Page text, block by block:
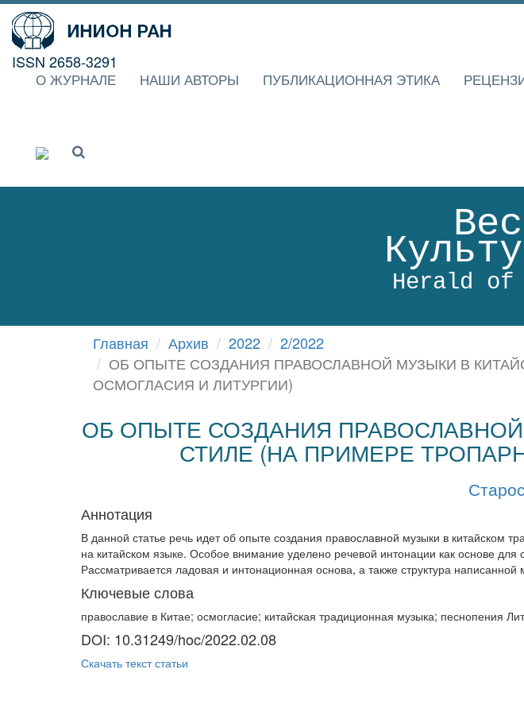
ISSN 2658-3291
О ЖУРНАЛЕ НАШИ АВТОРЫ ПУБЛИКАЦИОННАЯ ЭТИКА
Herald of
Главная Архив 2022
2/2022
ОБ ОПЫТЕ СОЗДАНИЯ ПРАВОСЛАВНОЙ МУЗЫКИ В
ОСМОГЛАСИЯ И ЛИТУРГИИ)
ОБ ОПЫТЕ СОЗДАНИЯ
СТИЛЕ (НА ПРИМЕРЕ
Аннотация
В данной статье речь идет об опыте создания православной музыки в китайском
на китайском языке. Особое внимание уделено речевой интонации как основе для
Рассматривается ладовая и интонационная основа, а также структура написанной
Ключевые слова
православие в Китае; осмогласие; китайская традиционная музыка; песнопения
DOI: 10.31249/hoc/2022.02.08
Скачать текст статьи